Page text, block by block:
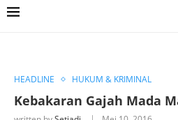
HEADLINE HUKUM & KRIMINAL
Kebakaran Gajah Mada